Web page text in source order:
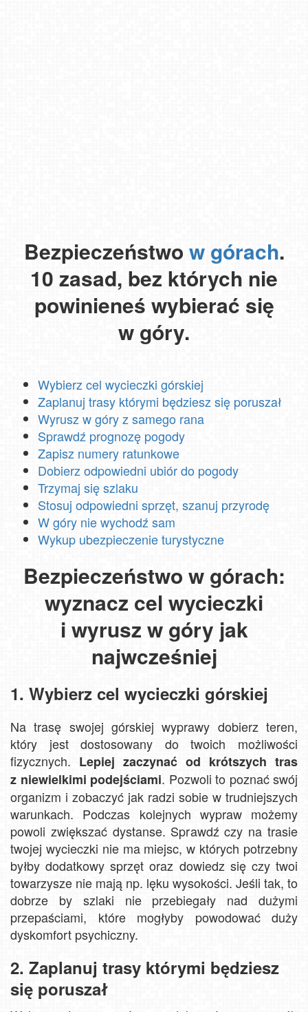
Bezpieczeństwo w górach.
10 zasad, bez których nie
powinieneś wybierać się
w góry.
Wybierz cel wycieczki górskiej
Zaplanuj trasy którymi będziesz się poruszał
Wyrusz w góry z samego rana
Sprawdź prognozę pogody
Zapisz numery ratunkowe
Dobierz odpowiedni ubiór do pogody
Trzymaj się szlaku
Stosuj odpowiedni sprzęt, szanuj przyrodę
W góry nie wychodź sam
Wykup ubezpieczenie turystyczne
Bezpieczeństwo w górach:
wyznacz cel wycieczki
i wyrusz w góry jak
najwcześniej
1. Wybierz cel wycieczki górskiej
Na trasę swojej górskiej wyprawy dobierz teren,
który jest dostosowany do twoich możliwości
fizycznych. Lepiej zaczynać od krótszych tras
z niewielkimi podejściami. Pozwoli to poznać swój
organizm i zobaczyć jak radzi sobie w trudniejszych
warunkach. Podczas kolejnych wypraw możemy
powoli zwiększać dystanse. Sprawdź czy na trasie
twojej wycieczki nie ma miejsc, w których potrzebny
byłby dodatkowy sprzęt oraz dowiedz się czy twoi
towarzysze nie mają np. lęku wysokości. Jeśli tak, to
dobrze by szlaki nie przebiegały nad dużymi
przepaściami, które mogłyby powodować duży
dyskomfort psychiczny.
2. Zaplanuj trasy którymi będziesz
się poruszał